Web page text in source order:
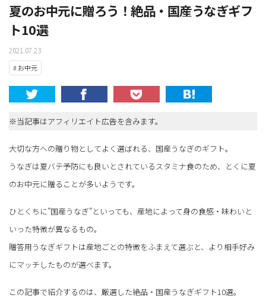
夏のお中元に贈ろう！絶品・国産うなぎギフ
ト10選
2021.07.23
# お中元
※当記事はアフィリエイト広告を含みます。
大切な方への贈り物としてよく選ばれる、国産うなぎのギフト。
うなぎは夏バテ予防にも良いとされているスタミナ食のため、とくに夏
のお中元に贈ることが多いようです。
ひとくちに”国産うなぎ”といっても、産地によって身の食感・味わいと
いった特徴が異なるもの。
贈答用うなぎギフトは産地ごとの特徴をふまえて選ぶと、より相手好み
にマッチしたものが選べます。
この記事で紹介するのは、厳選した絶品・国産うなぎギフト10選。